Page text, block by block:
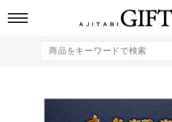
のギフト商品をご提案します。